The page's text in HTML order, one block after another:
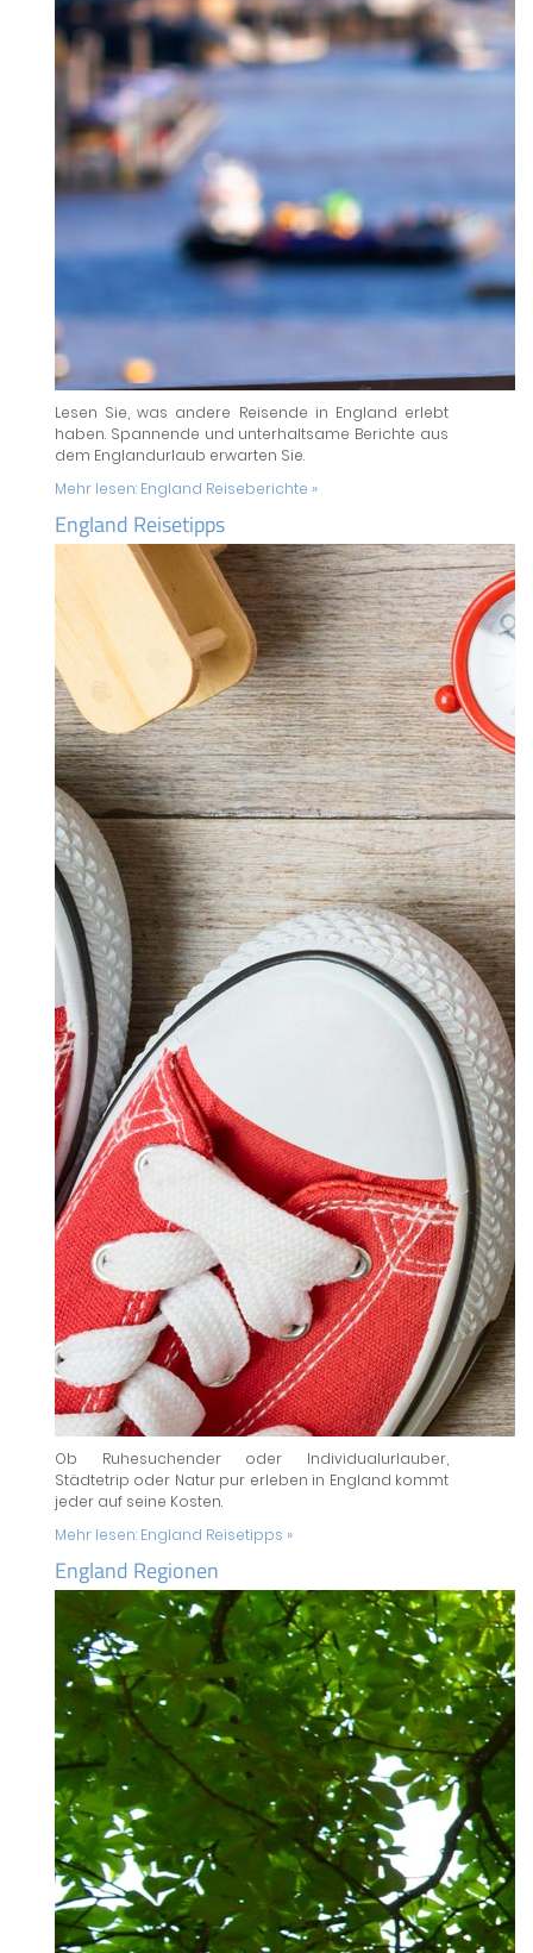
Lesen Sie, was andere Reisende in England erlebt
haben. Spannende und unterhaltsame Berichte aus
dem Englandurlaub erwarten Sie.
Mehr lesen: England Reiseberichte »
England Reisetipps
Ob Ruhesuchender oder Individualurlauber,
Städtetrip oder Natur pur erleben in England kommt
jeder auf seine Kosten.
Mehr lesen: England Reisetipps »
England Regionen